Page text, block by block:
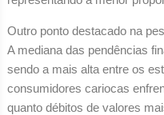
Outro ponto destacado na
A mediana das pendências
sendo a mais alta entre os
consumidores cariocas
quanto débitos de valores